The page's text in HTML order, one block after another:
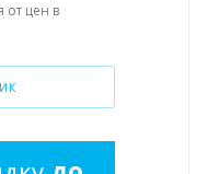
от цен в